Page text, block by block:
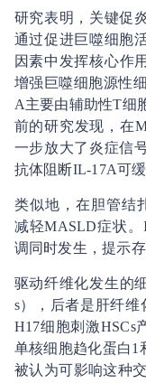
研究表明，关键促
通过促进巨噬细胞
因素中发挥核心作
增强巨噬细胞源性
A主要由辅助性T细
前的研究发现，在
一步放大了炎症信
抗体阻断IL-17A可
类似地，在胆管结
减轻MASLD症状
调同时发生，提示
驱动纤维化发生的
s），后者是肝纤
H17细胞刺激HSCs
单核细胞趋化蛋白1
被认为可影响这种